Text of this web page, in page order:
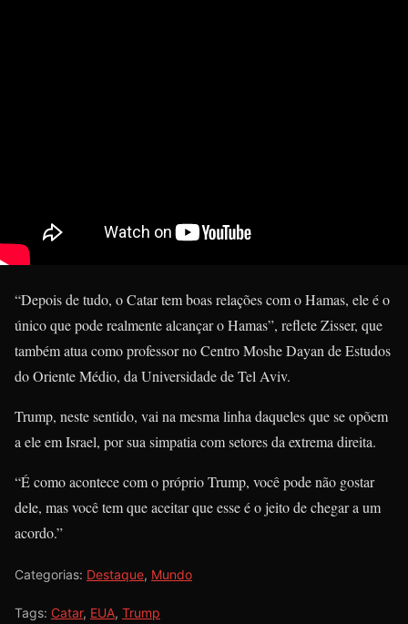
“Depois de tudo, o Catar tem boas relações com o Hamas, ele é o
único que pode realmente alcançar o Hamas”, reflete Zisser, que
também atua como professor no Centro Moshe Dayan de Estudos
do Oriente Médio, da Universidade de Tel Aviv.
Trump, neste sentido, vai na mesma linha daqueles que se opõem
a ele em Israel, por sua simpatia com setores da extrema direita.
“É como acontece com o próprio Trump, você pode não gostar
dele, mas você tem que aceitar que esse é o jeito de chegar a um
acordo.”
Categorias: Destaque, Mundo
Tags: Catar, EUA, Trump